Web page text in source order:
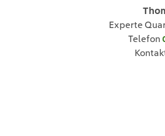
Experte
Telefon